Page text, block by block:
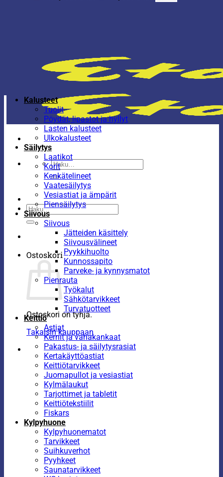
Etsi:
Etsi:
Ostoskori
Ostoskori on tyhjä.
Takaisin kauppaan
Kalusteet
Tuolit
Pöydät, lipastot ja hyllyt
Lasten kalusteet
Ulkokalusteet
Säilytys
Laatikot
Korit
Kenkätelineet
Vaatesäilytys
Vesiastiat ja ämpärit
Piensäilytys
Siivous
Siivous
Jätteiden käsittely
Siivousvälineet
Pyykkihuolto
Kunnossapito
Parveke- ja kynnysmatot
Pienrauta
Työkalut
Sähkötarvikkeet
Turvatuotteet
Keittiö
Astiat
Kernit ja vahakankaat
Pakastus- ja säilytysrasiat
Kertakäyttöastiat
Keittiötarvikkeet
Juomapullot ja vesiastiat
Kylmälaukut
Tarjottimet ja tabletit
Keittiötekstiilit
Fiskars
Kylpyhuone
Kylpyhuonematot
Tarvikkeet
Suihkuverhot
Pyyhkeet
Saunatarvikkeet